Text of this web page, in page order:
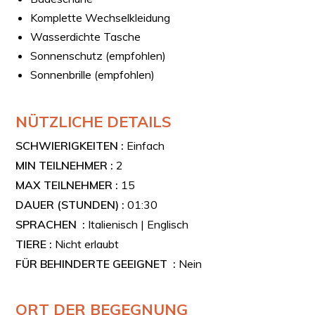
Komplette Wechselkleidung
Wasserdichte Tasche
Sonnenschutz (empfohlen)
Sonnenbrille (empfohlen)
NÜTZLICHE DETAILS
SCHWIERIGKEITEN : Einfach
MIN TEILNEHMER :2
MAX TEILNEHMER : 15
DAUER (STUNDEN) :01:30
SPRACHEN : Italienisch | Englisch
TIERE : Nicht erlaubt
FÜR BEHINDERTE GEEIGNET : Nein
ORT DER BEGEGNUNG